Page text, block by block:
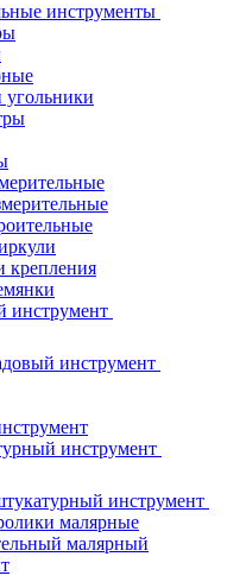
инструменты
инструмент
инструмент
инструмент
инструмент
малярные
малярный